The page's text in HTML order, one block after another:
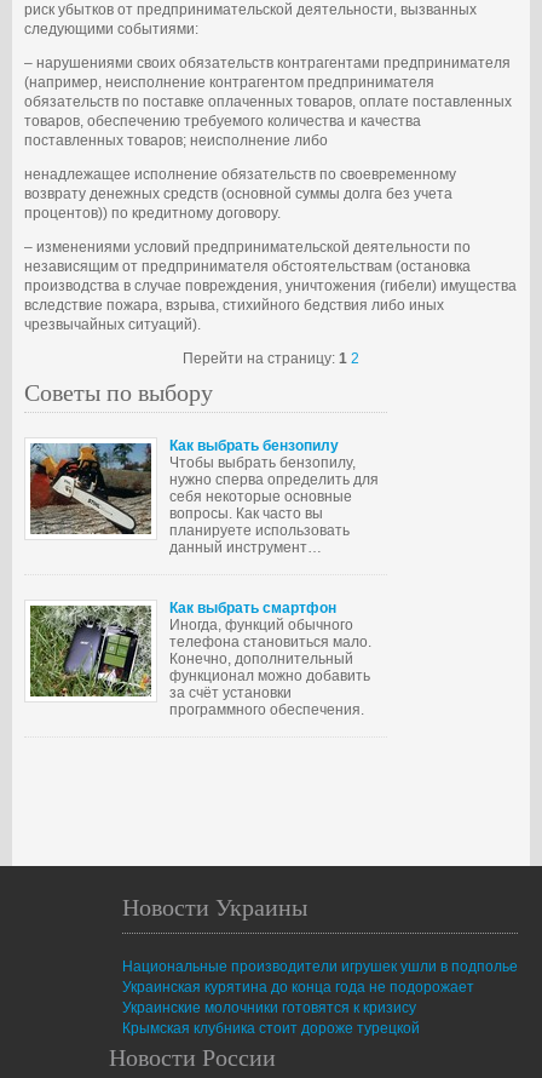
риск убытков от предпринимательской деятельности, вызванных
следующими событиями:
– нарушениями своих обязательств контрагентами предпринимателя
(например, неисполнение контрагентом предпринимателя
обязательств по поставке оплаченных товаров, оплате поставленных
товаров, обеспечению требуемого количества и качества
поставленных товаров; неисполнение либо
ненадлежащее исполнение обязательств по своевременному
возврату денежных средств (основной суммы долга без учета
процентов)) по кредитному договору.
– изменениями условий предпринимательской деятельности по
независящим от предпринимателя обстоятельствам (остановка
производства в случае повреждения, уничтожения (гибели) имущества
вследствие пожара, взрыва, стихийного бедствия либо иных
чрезвычайных ситуаций).
Перейти на страницу: 1 2
Советы по выбору
Как выбрать бензопилу
Чтобы выбрать бензопилу,
нужно сперва определить для
себя некоторые основные
вопросы. Как часто вы
планируете использовать
данный инструмент…
Как выбрать смартфон
Иногда, функций обычного
телефона становиться мало.
Конечно, дополнительный
функционал можно добавить
за счёт установки
программного обеспечения.
Новости Украины
Национальные производители игрушек ушли в подполье
Украинская курятина до конца года не подорожает
Украинские молочники готовятся к кризису
Крымская клубника стоит дороже турецкой
Новости России